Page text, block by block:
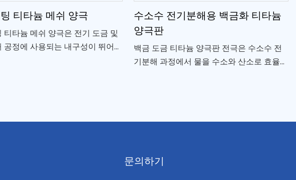
티타늄 메쉬 양극
티타늄 메쉬 양극은 전기 도금 및
공정에 사용되는 내구성이 뛰어나
수소수 전기분해용 백금화 티타늄
양극판
백금 도금 티타늄 양극판 전극은 수소수 전
기분해 과정에서 물을 수소와 산소로 효율적
문의하기